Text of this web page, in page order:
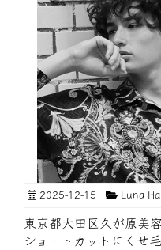
2025-12-15 Luna
東京都大田区久が原美
ショートカットにくせ